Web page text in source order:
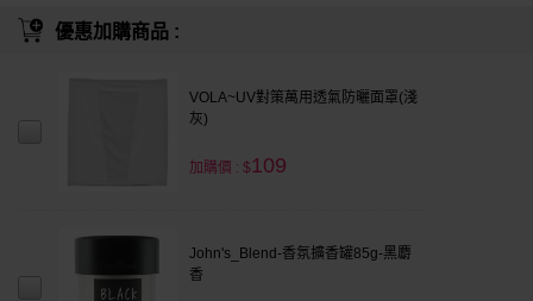
優惠加購商品 :
VOLA~UV對策萬用透氣防曬面罩(淺
灰)
加購價 : $109
John's_Blend-香氛擴香罐85g-黑麝
香